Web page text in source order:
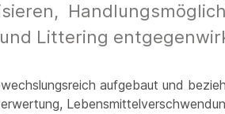
Littering
aufgebaut und